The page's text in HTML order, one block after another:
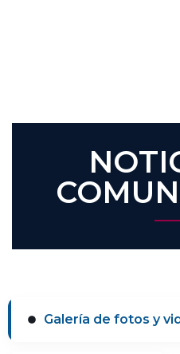
Galería de fotos y